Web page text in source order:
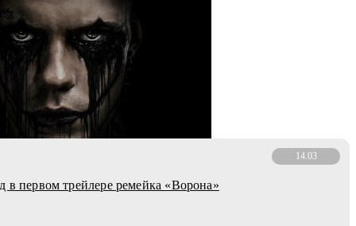
14.03
в первом трейлере ремейка «Ворона»